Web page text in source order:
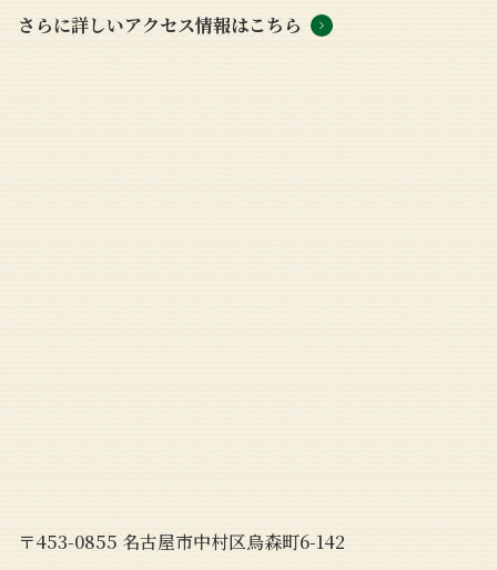
さらに詳しいアクセス情報はこちら
〒453-0855 名古屋市中村区烏森町6-142